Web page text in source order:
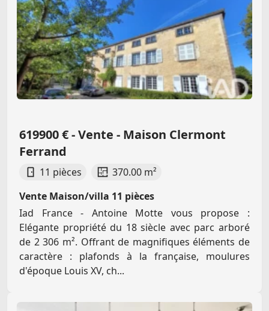
619900 € - Vente - Maison Clermont
Ferrand
11 pièces
370.00 m²
Vente Maison/villa 11 pièces
Iad France - Antoine Motte vous propose :
Elégante propriété du 18 siècle avec parc arboré
de 2 306 m². Offrant de magnifiques éléments de
caractère : plafonds à la française, moulures
d'époque Louis XV, ch...